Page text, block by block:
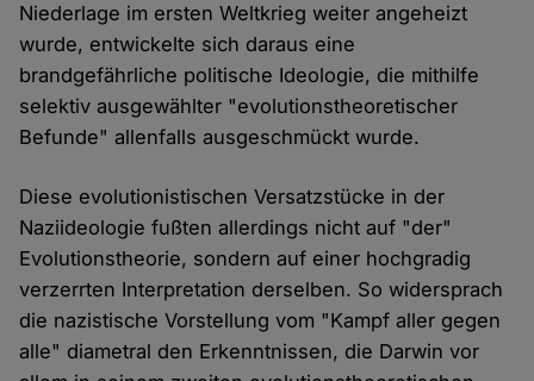
Niederlage im ersten Weltkrieg weiter angeheizt
wurde, entwickelte sich daraus eine
brandgefährliche politische Ideologie, die mithilfe
selektiv ausgewählter "evolutionstheoretischer
Befunde" allenfalls ausgeschmückt wurde.
Diese evolutionistischen Versatzstücke in der
Naziideologie fußten allerdings nicht auf "der"
Evolutionstheorie, sondern auf einer hochgradig
verzerrten Interpretation derselben. So widersprach
die nazistische Vorstellung vom "Kampf aller gegen
alle" diametral den Erkenntnissen, die Darwin vor